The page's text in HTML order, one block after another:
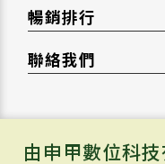
暢銷排行
聯絡我們
由申甲數位科